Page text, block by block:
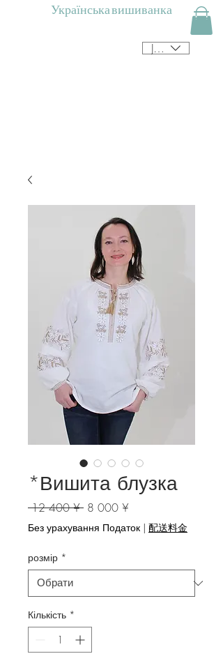
Українська вишиванка
JPY (¥)
*Вишита блузка
12 400 ¥ Звичайна ціна
8 000 ¥За розпродажем
Без урахування Податок | 配送料金
розмір *
Кількість *